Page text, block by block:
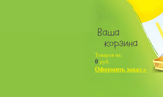
Товаров на:
0 руб.
Оформить заказ »